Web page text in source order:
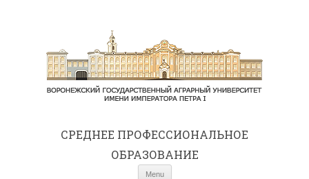
СРЕДНЕE ПРОФЕССИОНАЛЬНОЕ
ОБРАЗОВАНИЕ
Menu